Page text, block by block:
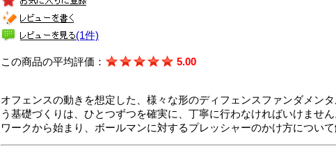
(1件)
この商品の平均評価： 5.00
オフェンスの動きを想定した、様々な形のディフェンスファンダメン
う基礎づくりは、ひとつずつを確実に、丁寧に行わなければいけませ
ワークから始まり、ボールマンに対するプレッシャーのかけ方について